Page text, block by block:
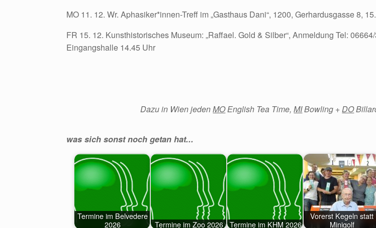
MO 11. 12. Wr. Aphasiker*innen-Treff im „Gasthaus Dani“, 1200, Gerhardusgasse 8,
FR 15. 12. Kunsthistorisches Museum: „Raffael. Gold & Silber“, Anmeldung Tel:
Eingangshalle 14.45 Uhr
Dazu in Wien jedenMOEnglish Tea Time,MIBowling +DO
was sich sonst noch getan hat...
Termine im Belvedere
2026
Termine im Zoo 2026 Termine im KHM 2026
Vorerst Kegeln statt
Minigolf